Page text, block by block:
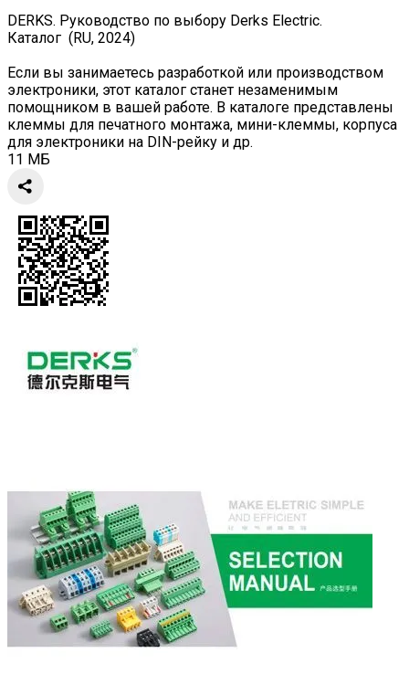
DERKS. Руководство по выбору Derks Electric.
Каталог (RU, 2024)
Если вы занимаетесь разработкой или производством
электроники, этот каталог станет незаменимым
помощником в вашей работе. В каталоге представлены
клеммы для печатного монтажа, мини-клеммы, корпуса
для электроники на DIN-рейку и др.
11 МБ